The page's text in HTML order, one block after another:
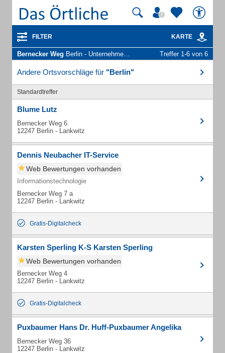
FILTER KARTE
Bernecker Weg Berlin - Unternehmen und Personen Treffer 1-6 von 6
Andere Ortsvorschläge für "Berlin"
Standardtreffer
Blume Lutz
Bernecker Weg 6
12247 Berlin - Lankwitz
Dennis Neubacher IT-Service
Web Bewertungen vorhanden
Informationstechnologie
Bernecker Weg 7 a
12247 Berlin - Lankwitz
Gratis-Digitalcheck
Karsten Sperling K-S Karsten Sperling
Web Bewertungen vorhanden
Bernecker Weg 4
12247 Berlin - Lankwitz
Gratis-Digitalcheck
Puxbaumer Hans Dr. Huff-Puxbaumer Angelika
Bernecker Weg 36
12247 Berlin - Lankwitz